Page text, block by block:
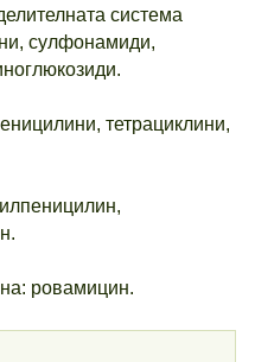
система
сулфонамиди,
тетрациклини,
ровамицин.